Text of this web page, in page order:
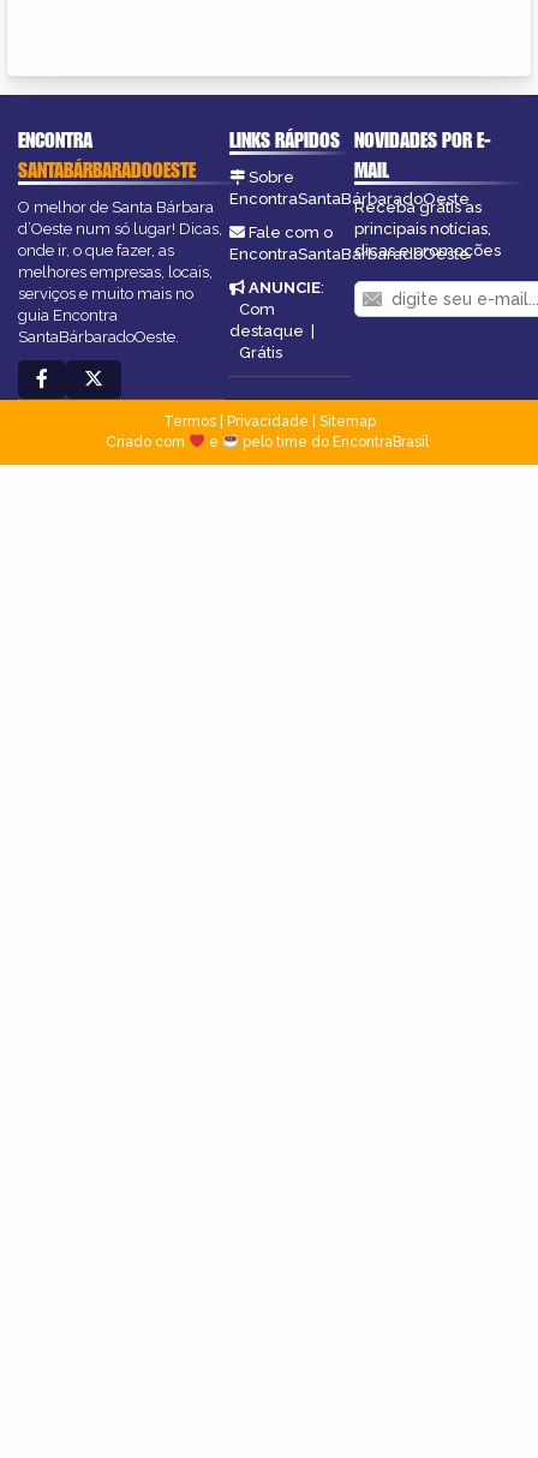
ENCONTRA
SANTABÁRBARADOOESTE
O melhor de Santa Bárbara
d’Oeste num só lugar! Dicas,
onde ir, o que fazer, as
melhores empresas, locais,
serviços e muito mais no
guia Encontra
SantaBárbaradoOeste.
LINKS RÁPIDOS
Sobre
EncontraSantaBárbaradoOeste
Fale com o
EncontraSantaBárbaradoOeste
ANUNCIE:
Com
destaque |
Grátis
NOVIDADES POR E-
MAIL
Receba grátis as
principais notícias,
dicas e promoções
Termos| Privacidade
Sitemap
Criado com
e pelo time do EncontraBrasil